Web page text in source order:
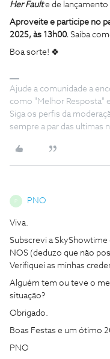
Her Faulte de lançamento
Aproveite e participe no
2025, às 13h00. Saiba
Boa sorte! 🍀
Ajude a comunidade a
como "Melhor Resposta"
Siga os perfis da
sempre a par das ultimas
PNO
Viva.
Subscrevi a
NOS (deduzo que não
Verifiquei as minhas
Alguém tem ou teve o
situação?
Obrigado.
Boas Festas e um ótimo
PNO